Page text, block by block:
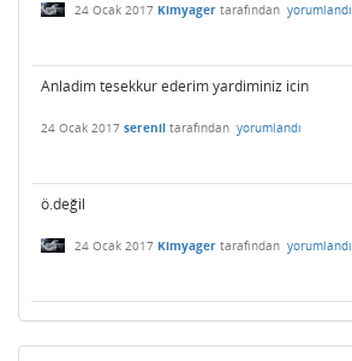
24 Ocak 2017 Kimyager tarafından yorumlandı
Anladim tesekkur ederim yardiminiz icin
24 Ocak 2017 serenil tarafından yorumlandı
ö.değil
24 Ocak 2017 Kimyager tarafından yorumlandı